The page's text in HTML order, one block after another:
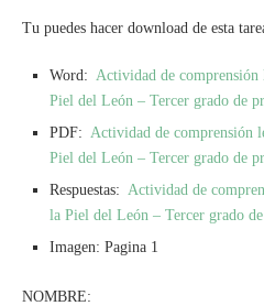
Tu puedes hacer download de esta
Word: Actividad de
Piel del León – Tercer grado de
PDF: Actividad de comprensión
Piel del León – Tercer grado de
Respuestas: Actividad de
la Piel del León – Tercer grado
Imagen: Pagina 1
NOMBRE: